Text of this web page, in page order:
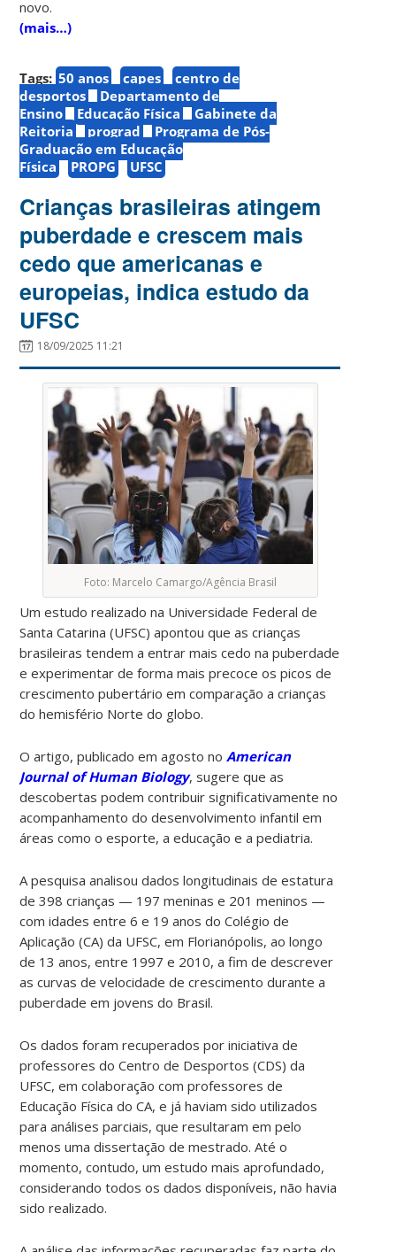
novo.
(mais…)
Tags: 50 anos capes
centro de
desportos
Departamento de
Ensino
Educação Física
Gabinete da
Reitoria
prograd
Programa de Pós-
Graduação em Educação
Física
PROPG UFSC
Crianças brasileiras atingem
puberdade e crescem mais
cedo que americanas e
europeias, indica estudo da
UFSC
18/09/2025 11:21
Foto: Marcelo Camargo/Agência Brasil
Um estudo realizado na Universidade Federal de
Santa Catarina (UFSC) apontou que as crianças
brasileiras tendem a entrar mais cedo na puberdade
e experimentar de forma mais precoce os picos de
crescimento pubertário em comparação a crianças
do hemisfério Norte do globo.
O artigo, publicado em agosto noAmerican
Journal of Human Biology, sugere que as
descobertas podem contribuir significativamente no
acompanhamento do desenvolvimento infantil em
áreas como o esporte, a educação e a pediatria.
A pesquisa analisou dados longitudinais de estatura
de 398 crianças — 197 meninas e 201 meninos —
com idades entre 6 e 19 anos do Colégio de
Aplicação (CA) da UFSC, em Florianópolis, ao longo
de 13 anos, entre 1997 e 2010, a fim de descrever
as curvas de velocidade de crescimento durante a
puberdade em jovens do Brasil.
Os dados foram recuperados por iniciativa de
professores do Centro de Desportos (CDS) da
UFSC, em colaboração com professores de
Educação Física do CA, e já haviam sido utilizados
para análises parciais, que resultaram em pelo
menos uma dissertação de mestrado. Até o
momento, contudo, um estudo mais aprofundado,
considerando todos os dados disponíveis, não havia
sido realizado.